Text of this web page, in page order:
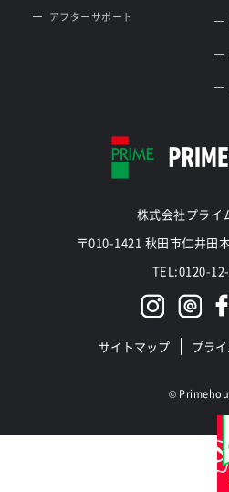
アフターサポート
株式会社プライ
〒010-1421 秋田市仁井田
TEL:0120-
サイトマップ プラ
©